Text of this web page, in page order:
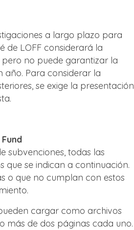
a largo plazo para
de LOFF considerará la
no puede garantizar la
Para considerar la
se exige la presentación
subvenciones, todas las
que se indican a continuación.
o que no cumplan con estos
cargar como archivos
más de dos páginas cada uno.